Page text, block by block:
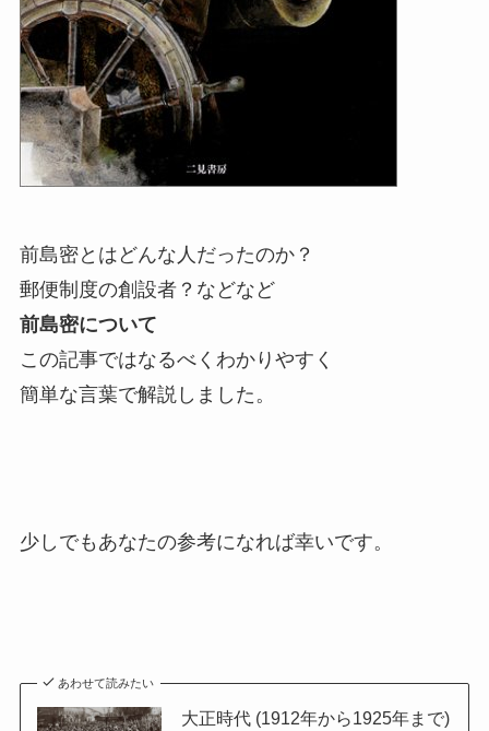
前島密とはどんな人だったのか？
郵便制度の創設者？などなど
前島密について
この記事ではなるべくわかりやすく
簡単な言葉で解説しました。
少しでもあなたの参考になれば幸いです。
あわせて読みたい
大正時代 (1912年から1925年まで)